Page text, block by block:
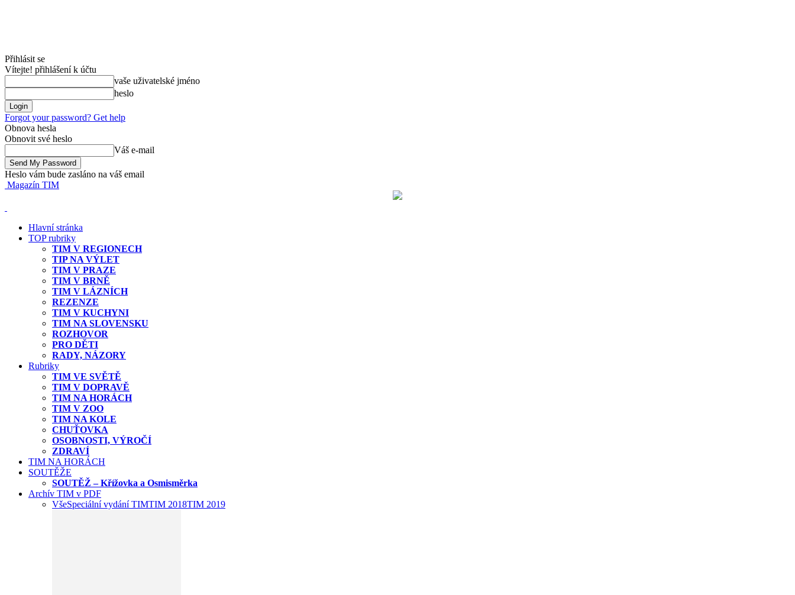
Přihlásit se
Vítejte! přihlášení k účtu
vaše uživatelské jméno
heslo
Forgot your password? Get help
Obnova hesla
Obnovit své heslo
Váš e-mail
Heslo vám bude zasláno na váš email
Magazín TIM
Hlavní stránka
TOP rubriky
TIM V REGIONECH
TIP NA VÝLET
TIM V PRAZE
TIM V BRNĚ
TIM V LÁZNÍCH
REZENZE
TIM V KUCHYNI
TIM NA SLOVENSKU
ROZHOVOR
PRO DĚTI
RADY, NÁZORY
Rubriky
TIM VE SVĚTĚ
TIM V DOPRAVĚ
TIM NA HORÁCH
TIM V ZOO
TIM NA KOLE
CHUŤOVKA
OSOBNOSTI, VÝROČÍ
ZDRAVÍ
TIM NA HORÁCH
SOUTĚŽE
SOUTĚŽ – Křížovka a Osmisměrka
Archív TIM v PDF
VšeSpeciální vydání TIMTIM 2018TIM 2019